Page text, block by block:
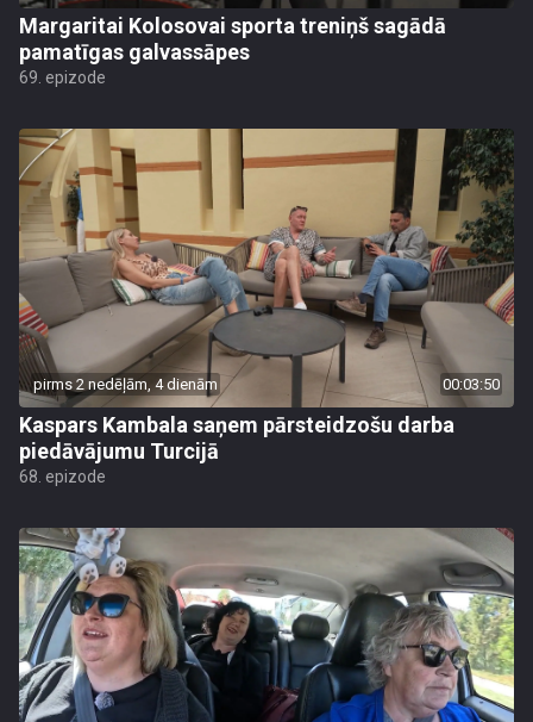
Margaritai Kolosovai sporta treniņš sagādā
pamatīgas galvassāpes
69. epizode
pirms 2 nedēļām, 4 dienām 00:03:50
Kaspars Kambala saņem pārsteidzošu darba
piedāvājumu Turcijā
68. epizode